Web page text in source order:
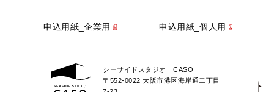
シーサイドスタジオ CASO
〒552-0022 大阪市港区海岸通二丁目
申込用紙_企業用 申込用紙_個人用